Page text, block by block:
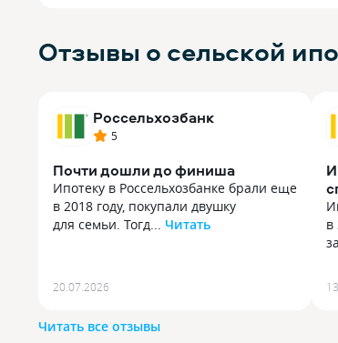
Отзывы о сельской
Россельхозбанк
5
Почти дошли до финиша
Ипотеку в Россельхозбанке брали еще
в 2018 году, покупали двушку
для семьи. Тогд... Читать
для семьи. Тогда заявку подавали
в отделении, с документами
за пять минут в телефоне» еще
20.07.2026
в
в
Читать все отзывы